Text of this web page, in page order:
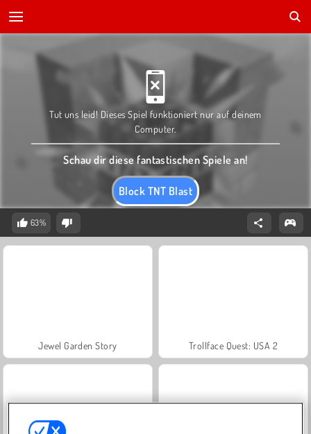
Block TNT Blast
Tut uns leid! Dieses Spiel funktioniert nur auf deinem
Computer.
Schau dir diese fantastischen Spiele an!
63%
Jewel Garden Story Trollface Quest: USA 2